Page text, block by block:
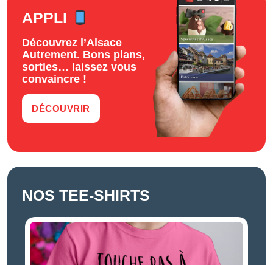
APPLI
Découvrez l’Alsace
Autrement. Bons plans,
sorties… laissez vous
convaincre !
DÉCOUVRIR
NOS TEE-SHIRTS